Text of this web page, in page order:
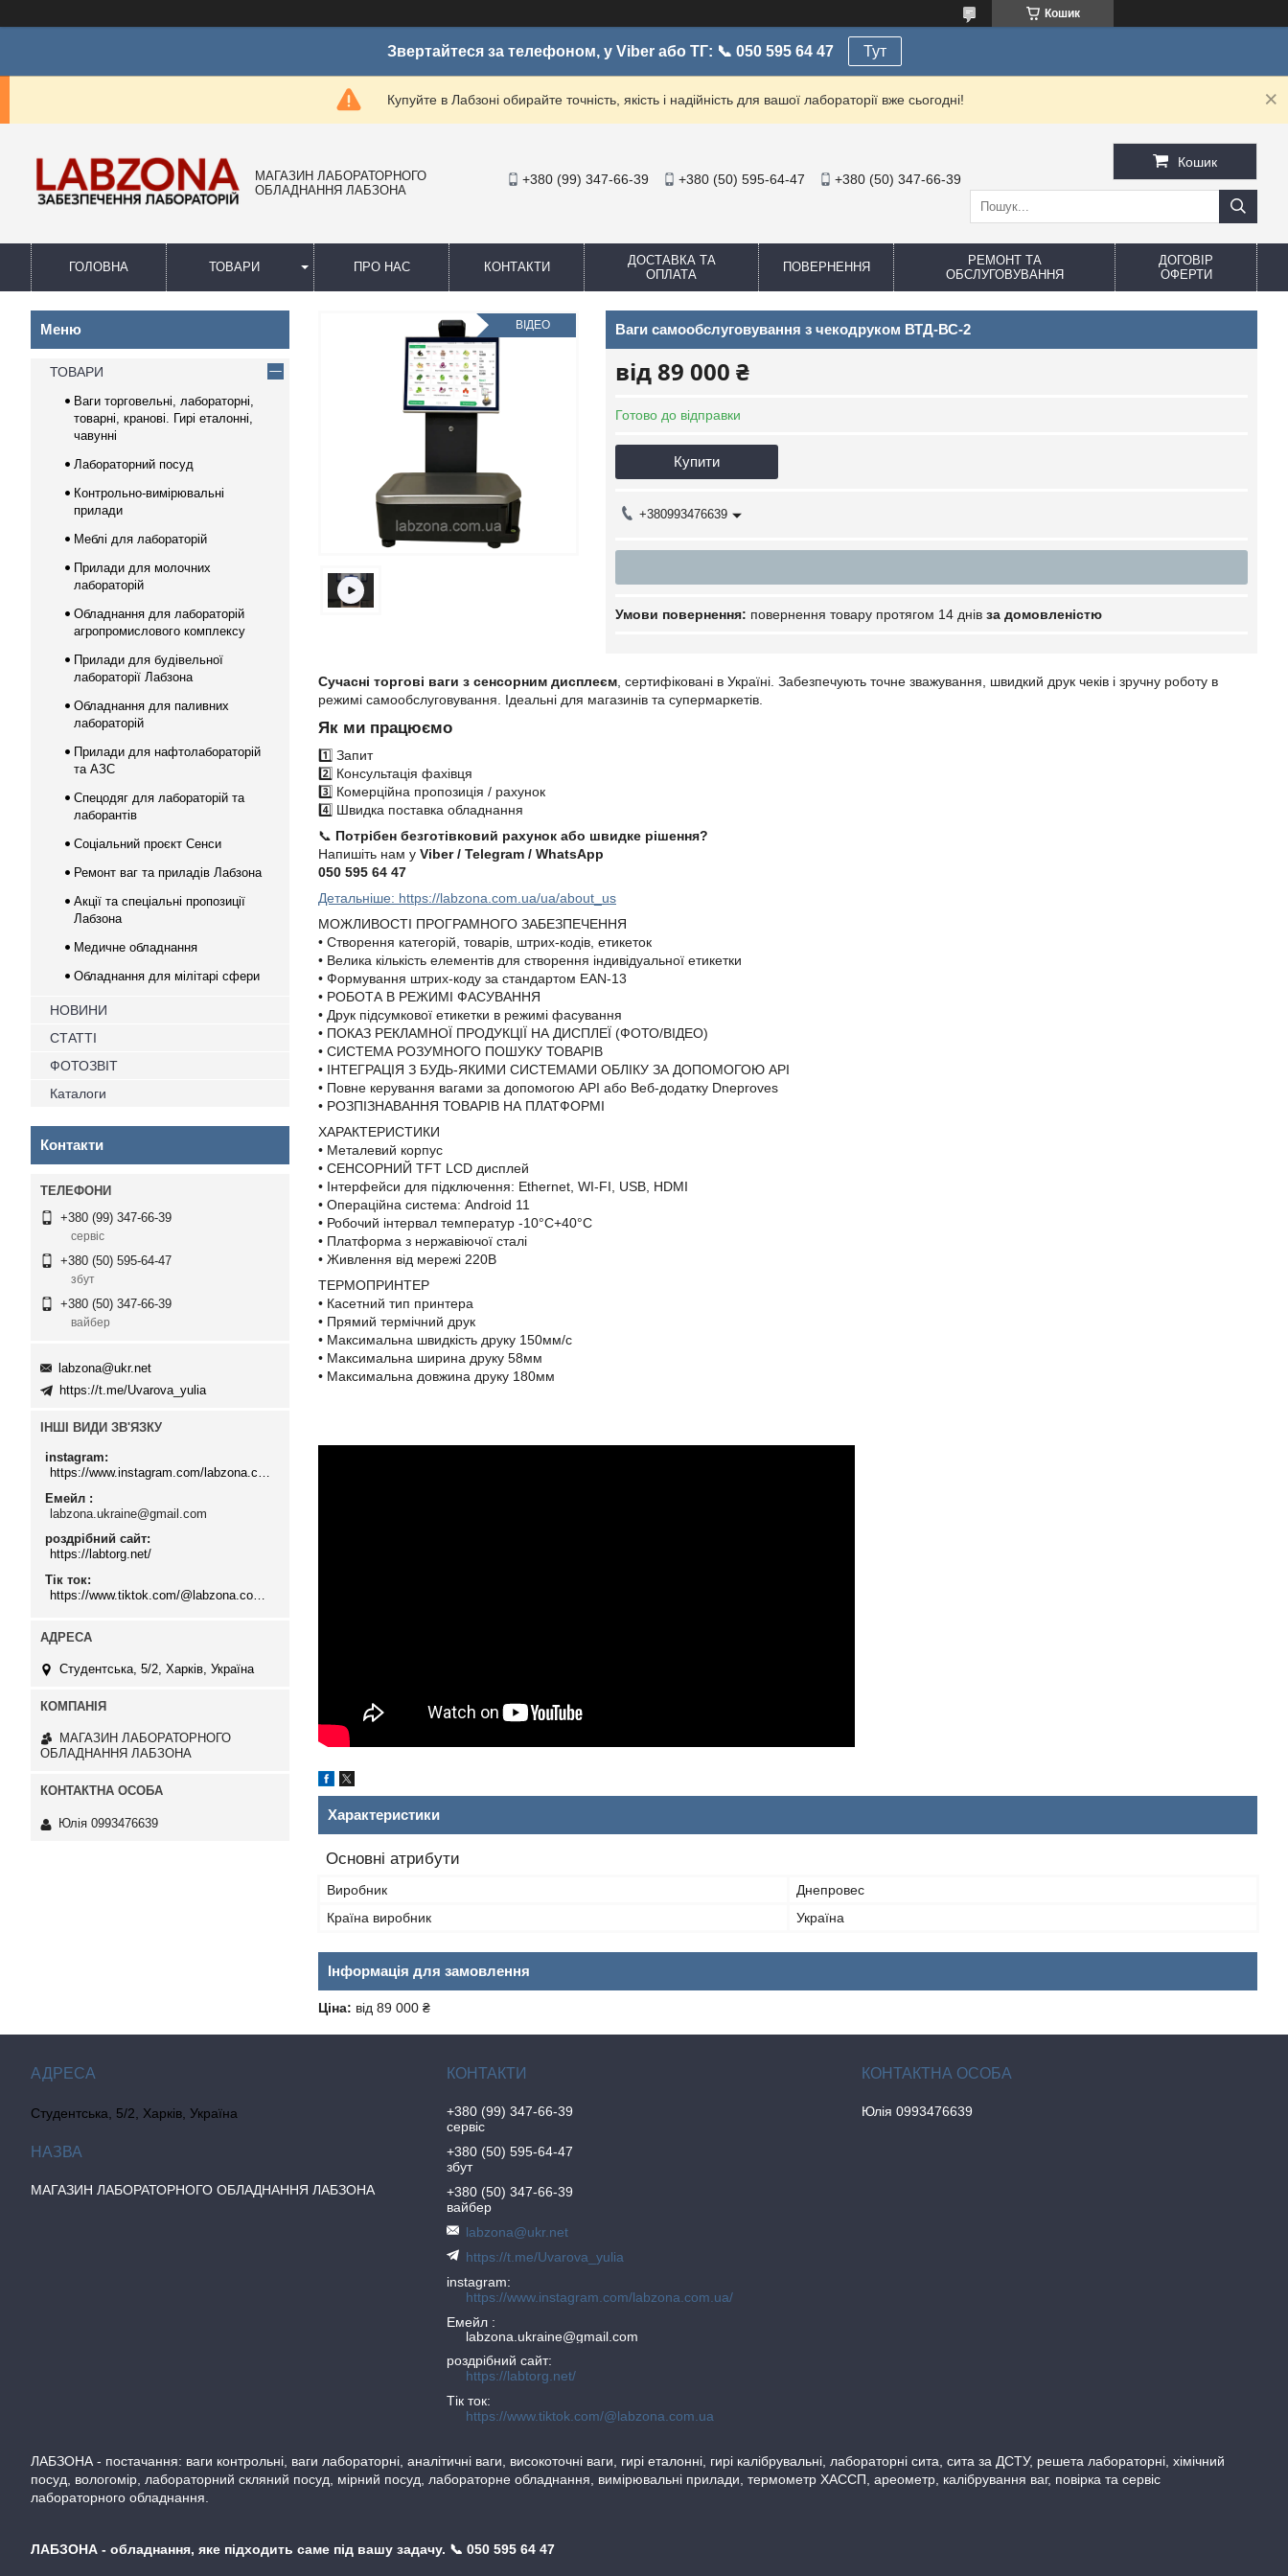
Кошик
Звертайтеся за телефоном, у Viber або ТГ: 📞 050 595 64 47 Тут
Купуйте в Лабзоні обирайте точність, якість і надійність для вашої лабораторії вже сьогодні!
МАГАЗИН ЛАБОРАТОРНОГО
ОБЛАДНАННЯ ЛАБЗОНА
+380 (99) 347-66-39 +380 (50) 595-64-47 +380 (50) 347-66-39
Кошик
ГОЛОВНА ТОВАРИ ПРО НАС КОНТАКТИ
ДОСТАВКА ТА
ОПЛАТА
ПОВЕРНЕННЯ
РЕМОНТ ТА
ОБСЛУГОВУВАННЯ
ДОГОВІР
ОФЕРТИ
ВІДЕО Ваги самообслуговування з чекодруком ВТД-ВС-2
від89 000 ₴
Готово до відправки
Купити
+380993476639
повернення товару протягом 14 днів за домовленістю
Сучасні торгові ваги з сенсорним дисплеєм , сертифіковані в Україні. Забезпечують точне зважування, швидкий друк чеків і зручну роботу в
режимі самообслуговування. Ідеальні для магазинів та супермаркетів.
Як ми працюємо
1️⃣ Запит
2️⃣ Консультація фахівця
3️⃣ Комерційна пропозиція / рахунок
4️⃣ Швидка поставка обладнання
📞 Потрібен безготівковий рахунок або швидке рішення?
Напишіть нам у Viber / Telegram / WhatsApp
050 595 64 47
Детальніше: https://labzona.com.ua/ua/about_us
МОЖЛИВОСТІ ПРОГРАМНОГО ЗАБЕЗПЕЧЕННЯ
• Створення категорій, товарів, штрих-кодів, етикеток
• Велика кількість елементів для створення індивідуальної етикетки
• Формування штрих-коду за стандартом EAN-13
• РОБОТА В РЕЖИМІ ФАСУВАННЯ
• Друк підсумкової етикетки в режимі фасування
• ПОКАЗ РЕКЛАМНОЇ ПРОДУКЦІЇ НА ДИСПЛЕЇ (ФОТО/ВІДЕО)
• СИСТЕМА РОЗУМНОГО ПОШУКУ ТОВАРІВ
• ІНТЕГРАЦІЯ З БУДЬ-ЯКИМИ СИСТЕМАМИ ОБЛІКУ ЗА ДОПОМОГОЮ АРІ
• Повне керування вагами за допомогою АРІ або Веб-додатку Dneproves
• РОЗПІЗНАВАННЯ ТОВАРІВ НА ПЛАТФОРМІ
ХАРАКТЕРИСТИКИ
• Металевий корпус
• СЕНСОРНИЙ TFT LCD дисплей
• Інтерфейси для підключення: Ethernet, WI-FI, USB, HDMI
• Операційна система: Android 11
• Робочий інтервал температур -10°C+40°C
• Платформа з нержавіючої сталі
• Живлення від мережі 220В
ТЕРМОПРИНТЕР
• Касетний тип принтера
• Прямий термічний друк
• Максимальна швидкість друку 150мм/с
• Максимальна ширина друку 58мм
• Максимальна довжина друку 180мм
Характеристики
Основні атрибути
Виробник
Днепровес
Країна виробник
Україна
Інформація для замовлення
Ціна: від 89 000 ₴
ТОВАРИ
Ваги торговельні, лабораторні,
товарні, кранові. Гирі еталонні,
чавунні
Лабораторний посуд
Контрольно-вимірювальні
прилади
Меблі для лабораторій
Прилади для молочних
лабораторій
Обладнання для лабораторій
агропромислового комплексу
Прилади для будівельної
лабораторії Лабзона
Обладнання для паливних
лабораторій
Прилади для нафтолабораторій
та АЗС
Спецодяг для лабораторій та
лаборантів
Соціальний проєкт Сенси
Ремонт ваг та приладів Лабзона
Акції та спеціальні пропозиції
Лабзона
Медичне обладнання
Обладнання для мілітарі сфери
НОВИНИ
СТАТТІ
ФОТОЗВІТ
Каталоги
Контакти
+380 (99) 347-66-39
сервіс
+380 (50) 595-64-47
збут
+380 (50) 347-66-39
вайбер
labzona@ukr.net
https://t.me/Uvarova_yulia
ІНШІ ВИДИ ЗВ'ЯЗКУ
instagram
https://www.instagram.com/labzona.com.ua/
Емейл
labzona.ukraine@gmail.com
роздрібний сайт
https://labtorg.net/
Тік ток
Студентська, 5/2, Харків, Україна
МАГАЗИН ЛАБОРАТОРНОГО
ОБЛАДНАННЯ ЛАБЗОНА
Юлія 0993476639
Студентська, 5/2, Харків, Україна
МАГАЗИН ЛАБОРАТОРНОГО ОБЛАДНАННЯ ЛАБЗОНА
+380 (99) 347-66-39
сервіс
+380 (50) 595-64-47
збут
+380 (50) 347-66-39
вайбер
labzona@ukr.net
https://t.me/Uvarova_yulia
instagram
https://www.instagram.com/labzona.com.ua/
Емейл
labzona.ukraine@gmail.com
роздрібний сайт
https://labtorg.net/
Тік ток
https://www.tiktok.com/@labzona.com.ua
Юлія 0993476639
ЛАБЗОНА - постачання: ваги контрольні, ваги лабораторні, аналітичні ваги, високоточні ваги, гирі еталонні, гирі калібрувальні, лабораторні сита, сита за ДСТУ, решета лабораторні, хімічний
посуд, вологомір, лабораторний скляний посуд, мірний посуд, лабораторне обладнання, вимірювальні прилади, термометр ХАССП, ареометр, калібрування ваг, повірка та сервіс
лабораторного обладнання.
ЛАБЗОНА - обладнання, яке підходить саме під вашу задачу. 📞 050 595 64 47